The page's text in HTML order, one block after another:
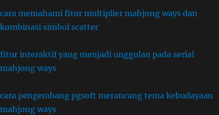
cara memahami fitur multiplier mahjong ways dan
kombinasi simbol scatter
fitur interaktif yang menjadi unggulan pada serial
mahjong ways
cara pengembang pgsoft merancang tema kebudayaan
mahjong ways